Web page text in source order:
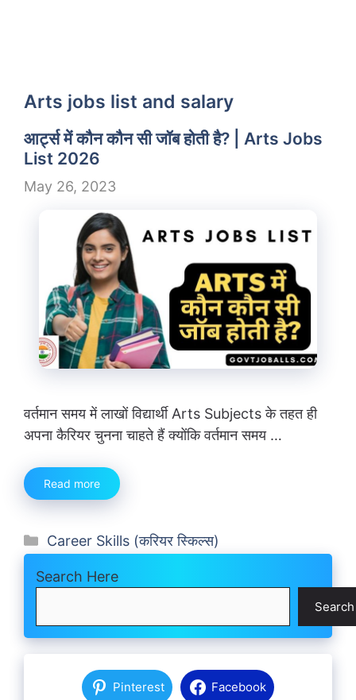
Arts jobs list and salary
आर्ट्स में कौन कौन सी जॉब होती है? | Arts Jobs
List 2026
May 26, 2023
वर्तमान समय में लाखों विद्यार्थी Arts Subjects के तहत ही
अपना कैरियर चुनना चाहते हैं क्योंकि वर्तमान समय …
Read more
Categories
Career Skills (करियर स्किल्स)
Search Here
Search
Pinterest Facebook